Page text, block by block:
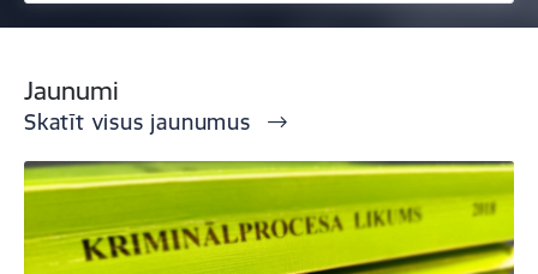
Jaunumi
Skatīt visus jaunumus